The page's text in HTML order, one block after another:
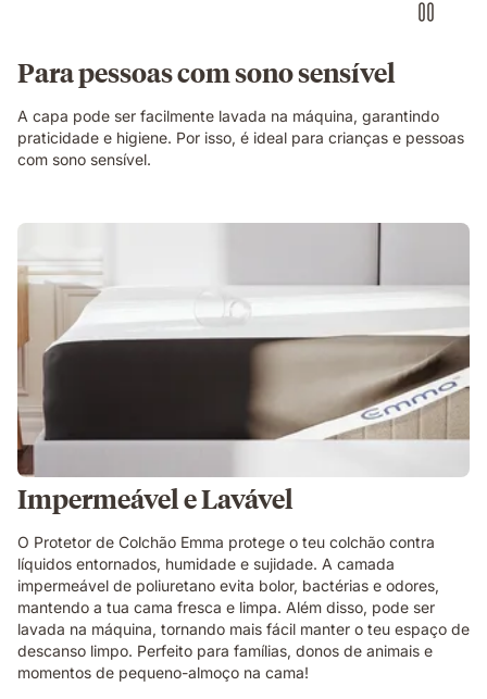
Para pessoas com sono sensível
A capa pode ser facilmente lavada na máquina, garantindo
praticidade e higiene. Por isso, é ideal para crianças e pessoas
com sono sensível.
Impermeável e Lavável
O Protetor de Colchão Emma protege o teu colchão contra
líquidos entornados, humidade e sujidade. A camada
impermeável de poliuretano evita bolor, bactérias e odores,
mantendo a tua cama fresca e limpa. Além disso, pode ser
lavada na máquina, tornando mais fácil manter o teu espaço de
descanso limpo. Perfeito para famílias, donos de animais e
momentos de pequeno-almoço na cama!